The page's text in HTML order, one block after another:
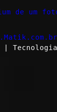
de um
|